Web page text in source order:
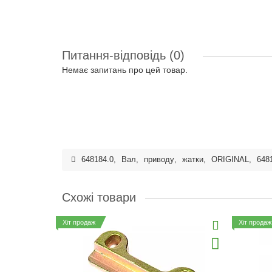
Питання-відповідь (0)
Немає запитань про цей товар.
648184.0, Вал, приводу, жатки, ORIGINAL,
Схожі товари
Хіт продаж Хіт продаж